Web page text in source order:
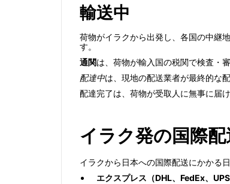
輸送中
荷物がイラクから出発し、各国の中継
す。
通関は、荷物が輸入国の税関で検査・
配達中は、現地の配送業者が最終的な
配達完了は、荷物が受取人に無事に届
イラク発の国際配
イラクから日本への国際配送にかかる
エクスプレス（DHL、FedEx、